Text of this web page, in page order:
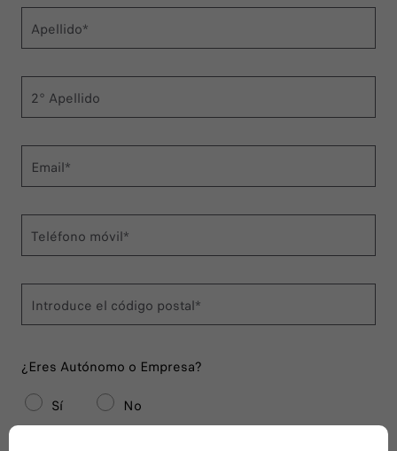
Apellido*
2° Apellido
Email*
Teléfono móvil*
Introduce el código postal*
¿Eres Autónomo o Empresa?
Sí
No